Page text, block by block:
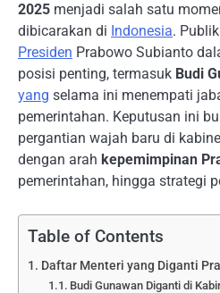
2025 menjadi salah satu
dibicarakan di Indonesia.
Presiden Prabowo Subianto
posisi penting, termasuk Budi
yang selama ini menempati
pemerintahan. Keputusan ini
pergantian wajah baru di
dengan arah kepemimpinan
pemerintahan, hingga strategi
Table of Contents
Daftar Menteri yang Diganti
Budi Gunawan Diganti di